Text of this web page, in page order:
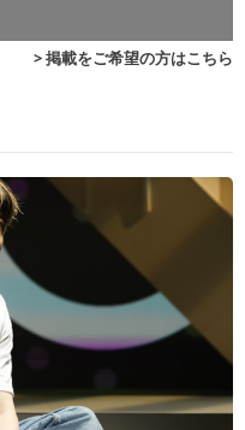
> 掲載をご希望の方はこちら